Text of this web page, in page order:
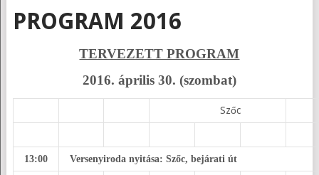
PROGRAM 2016
TERVEZETT PROGRAM
2016. április 30. (szombat)
Szőc
13:00 Versenyiroda nyitása: Szőc, bejárati út